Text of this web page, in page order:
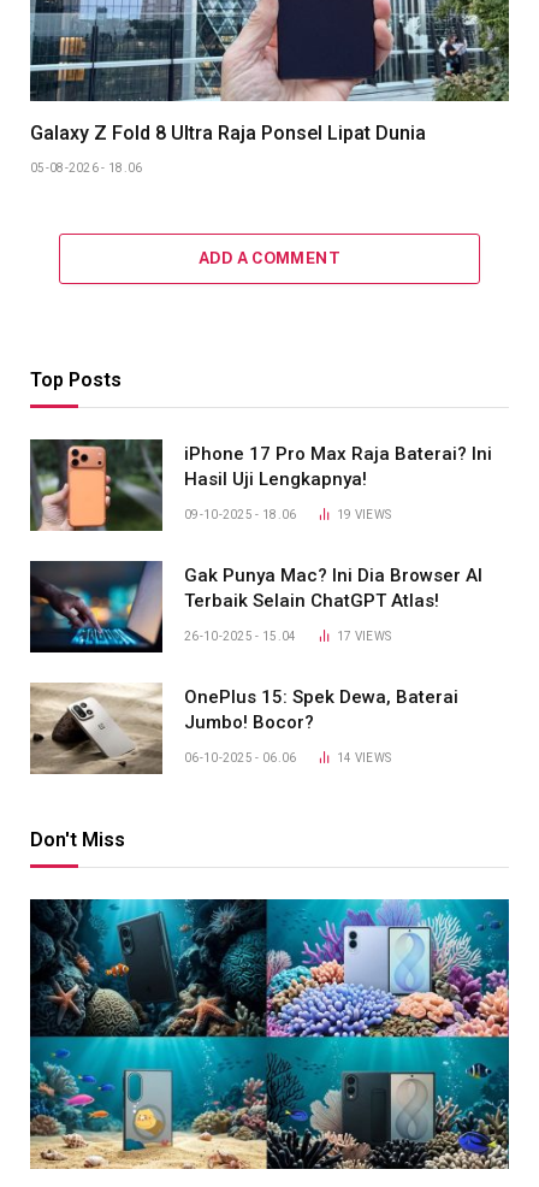
Galaxy Z Fold 8 Ultra Raja Ponsel Lipat Dunia
05-08-2026 - 18.06
ADD A COMMENT
Top Posts
iPhone 17 Pro Max Raja Baterai? Ini
Hasil Uji Lengkapnya!
09-10-2025 - 18.06 19 VIEWS
Gak Punya Mac? Ini Dia Browser AI
Terbaik Selain ChatGPT Atlas!
26-10-2025 - 15.04 17 VIEWS
OnePlus 15: Spek Dewa, Baterai
Jumbo! Bocor?
06-10-2025 - 06.06 14 VIEWS
Don't Miss